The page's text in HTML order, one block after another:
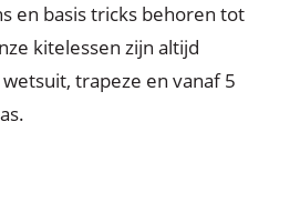
en basis tricks behoren tot
kitelessen zijn altijd
trapeze en vanaf 5